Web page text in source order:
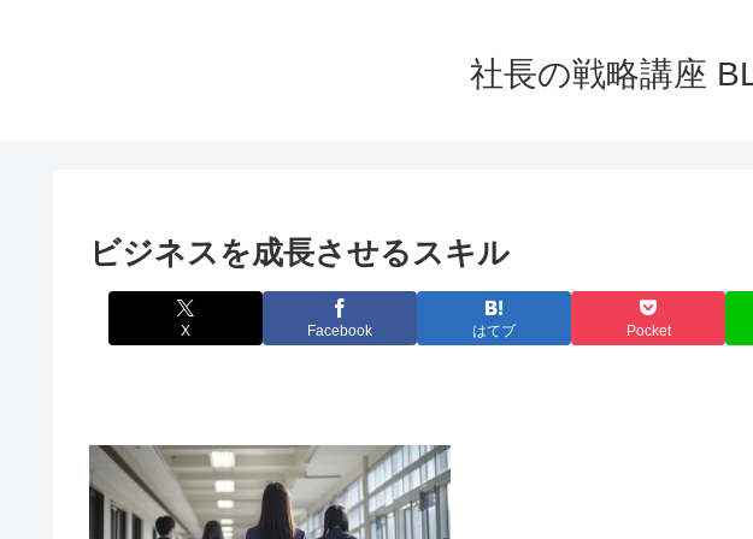
社長の戦略講座
ビジネスを成長させるスキル
X Facebook はてブ Pocket